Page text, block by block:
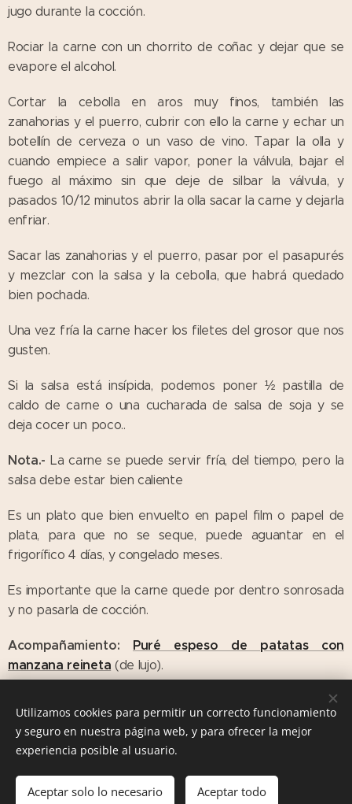
jugo durante la cocción.
Rociar la carne con un chorrito de coñac y dejar que se
evapore el alcohol.
Cortar la cebolla en aros muy finos, también las
zanahorias y el puerro, cubrir con ello la carne y echar un
botellín de cerveza o un vaso de vino. Tapar la olla y
cuando empiece a salir vapor, poner la válvula, bajar el
fuego al máximo sin que deje de silbar la válvula, y
pasados 10/12 minutos abrir la olla sacar la carne y dejarla
enfriar.
Sacar las zanahorias y el puerro, pasar por el pasapurés
y mezclar con la salsa y la cebolla, que habrá quedado
bien pochada.
Una vez fría la carne hacer los filetes del grosor que nos
gusten.
Si la salsa está insípida, podemos poner ½ pastilla de
caldo de carne o una cucharada de salsa de soja y se
deja cocer un poco..
Nota.- La carne se puede servir fría, del tiempo, pero la
salsa debe estar bien caliente
Es un plato que bien envuelto en papel film o papel de
plata, para que no se seque, puede aguantar en el
frigorífico 4 días, y congelado meses.
Es importante que la carne quede por dentro sonrosada
y no pasarla de cocción.
Acompañamiento:
Puré espeso de patatas con
manzana reineta (de lujo).
Las Comiditas de Mami. Recetas con Historia © 2016
Creado conWebnode Cookies
Utilizamos cookies para permitir un correcto funcionamiento
y seguro en nuestra página web, y para ofrecer la mejor
experiencia posible al usuario.
Aceptar solo lo necesario Aceptar todo